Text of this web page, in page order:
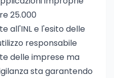
25.000
all'INL e l'esito delle
responsabile
delle imprese ma
sta garantendo